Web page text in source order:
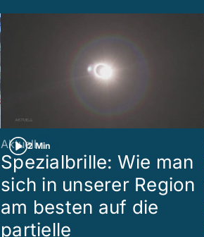
2 Min
Aktuell
Spezialbrille: Wie man
sich in unserer Region
am besten auf die
partielle